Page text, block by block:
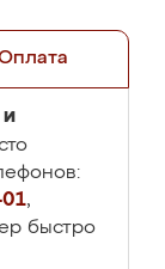
и
01,
быстро